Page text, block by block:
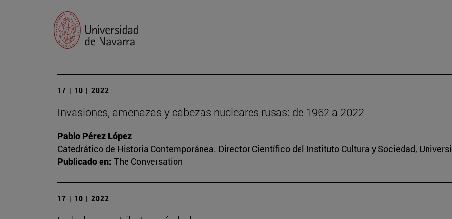
17 | 10 | 2022
Invasiones, amenazas y cabezas nucleares rusas: de 1962 a 2022
Pablo Pérez López
Catedrático de Historia Contemporánea. Director Científico del Instituto Cultura y Sociedad,
Publicado en: The Conversation
17 | 10 | 2022